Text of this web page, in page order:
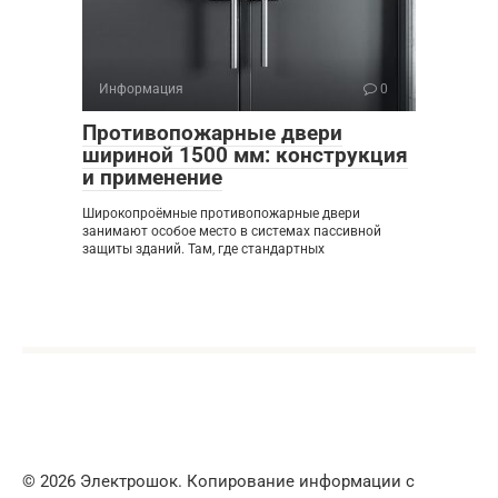
Информация 0
Противопожарные двери
шириной 1500 мм: конструкция
и применение
Широкопроёмные противопожарные двери
занимают особое место в системах пассивной
защиты зданий. Там, где стандартных
© 2026 Электрошок. Копирование информации с